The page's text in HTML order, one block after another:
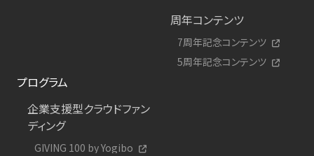
周年コンテンツ
7周年記念コンテンツ
5周年記念コンテンツ
プログラム
企業支援型クラウドファン
ディング
GIVING 100 by Yogibo